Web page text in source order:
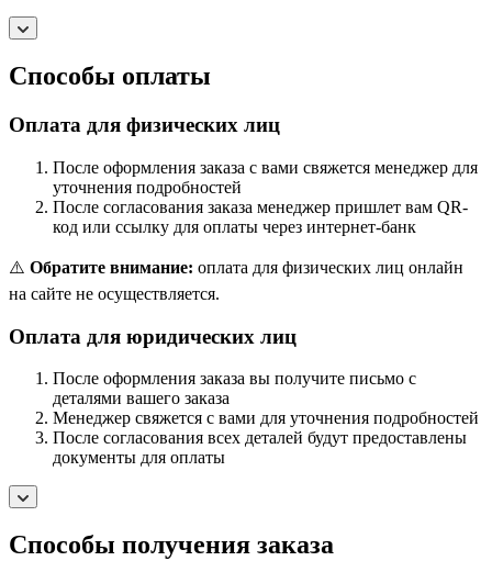
Способы оплаты
Оплата для физических лиц
После оформления заказа с вами свяжется менеджер для
уточнения подробностей
После согласования заказа менеджер пришлет вам QR-
код или ссылку для оплаты через интернет-банк
⚠️ Обратите внимание: оплата для физических лиц онлайн
на сайте не осуществляется.
Оплата для юридических лиц
После оформления заказа вы получите письмо с
деталями вашего заказа
Менеджер свяжется с вами для уточнения подробностей
После согласования всех деталей будут предоставлены
документы для оплаты
Способы получения заказа